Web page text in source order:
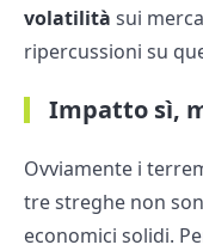
volatilità sui
ripercussioni su
Impatto sì,
Ovviamente i
tre streghe non
economici solidi.